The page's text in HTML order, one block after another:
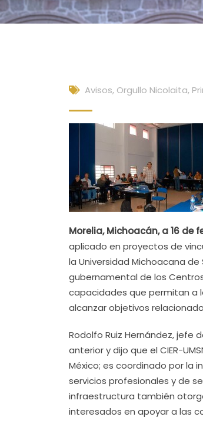
Avisos, Orgullo Nicolaita,
Morelia, Michoacán, a 16 de
aplicado en proyectos de
la Universidad Michoacana
gubernamental de los
capacidades que permitan a
alcanzar objetivos
Rodolfo Ruiz Hernández, jefe
anterior y dijo que el CIER-
México; es coordinado por la
servicios profesionales y de
infraestructura también
interesados en apoyar a las